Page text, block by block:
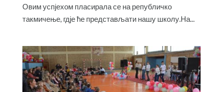
Овим успјехом пласирала се на републичко
такмичење, гдје ће представљати нашу школу.На...